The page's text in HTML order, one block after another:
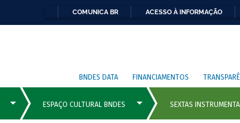
COMUNICA BR ACESSO À INFORMAÇÃO
BNDES DATA FINANCIAMENTOS